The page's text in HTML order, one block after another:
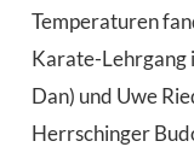
Temperaturen
Karate-Lehrgang
Dan) und Uwe
Herrschinger